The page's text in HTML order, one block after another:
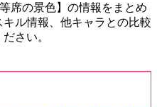
席の景色】の情報をまとめ
ル情報、他キャラとの比較
さい。